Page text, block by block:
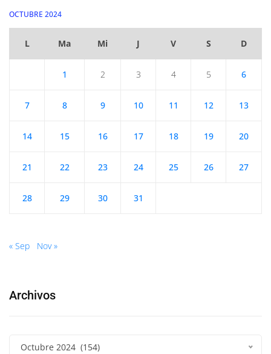
OCTUBRE 2024
L Ma Mi J V S D
1 2 3 4 5 6
7 8 9 10 11 12 13
14 15 16 17 18 19 20
21 22 23 24 25 26 27
28 29 30 31
« Sep Nov »
Archivos
Octubre 2024 (154)